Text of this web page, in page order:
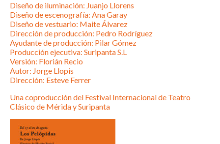
Diseño de iluminación: Juanjo Llorens
Diseño de escenografía: Ana Garay
Diseño de vestuario: Maite Álvarez
Dirección de producción: Pedro Rodríguez
Ayudante de producción: Pilar Gómez
Producción ejecutiva: Suripanta S.L
Versión: Florián Recio
Autor: Jorge Llopis
Dirección: Esteve Ferrer
Una coproducción del Festival Internacional de Teatro
Clásico de Mérida y Suripanta